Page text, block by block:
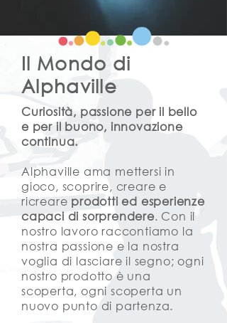
Il Mondo di
Alphaville
Curiosità, passione per il bello
e per il buono, innovazione
continua.
Alphaville ama mettersi in
gioco, scoprire, creare e
ricreare prodotti ed esperienze
capaci di sorprendere. Con il
nostro lavoro raccontiamo la
nostra passione e la nostra
voglia di lasciare il segno; ogni
nostro prodotto è una
scoperta, ogni scoperta un
nuovo punto di partenza.